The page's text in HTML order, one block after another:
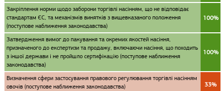
Закріплення норми щодо заборони торгівлі насінням, що не відповідає
стандартам ЄС, та механізмів винятків з вищевказаного положення
(поступове наближення законодавства)
100%
Затвердження вимог до пакування та окремих якостей насіння,
призначеного до експертизи та продажу, включаючи насіння, що походить
з іншої держави і не пройшло сертифікацію (поступове наближення
законодавства)
100%
Визначення сфери застосування правового регулювання торгівлі насінням
овочів (поступове наближення законодавства)
33%